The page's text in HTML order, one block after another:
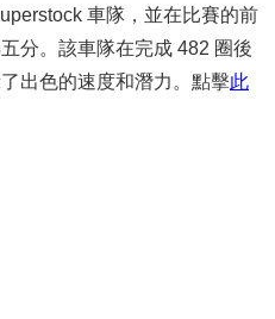
車隊，並在比賽的前
分。該車隊在完成 482 圈後
出色的速度和潛力。點擊此